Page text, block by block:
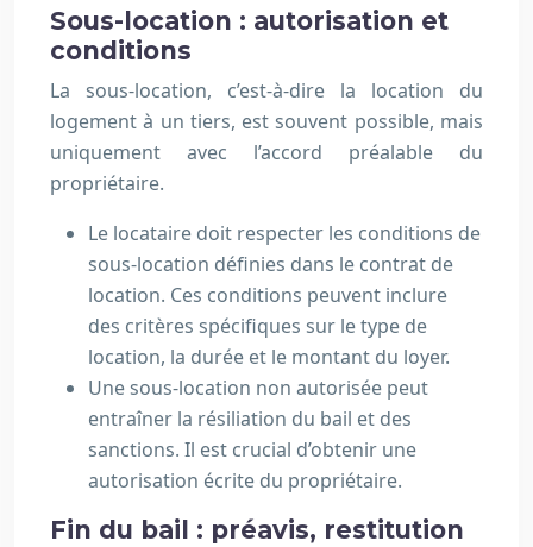
Sous-location : autorisation et
conditions
La sous-location, c’est-à-dire la location du
logement à un tiers, est souvent possible, mais
uniquement avec l’accord préalable du
propriétaire.
Le locataire doit respecter les conditions de
sous-location définies dans le contrat de
location. Ces conditions peuvent inclure
des critères spécifiques sur le type de
location, la durée et le montant du loyer.
Une sous-location non autorisée peut
entraîner la résiliation du bail et des
sanctions. Il est crucial d’obtenir une
autorisation écrite du propriétaire.
Fin du bail : préavis, restitution